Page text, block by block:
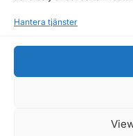
Hantera tjänster
Allmänna frågor:
© 2026